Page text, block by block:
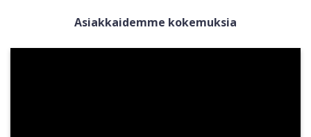
Asiakkaidemme kokemuksia